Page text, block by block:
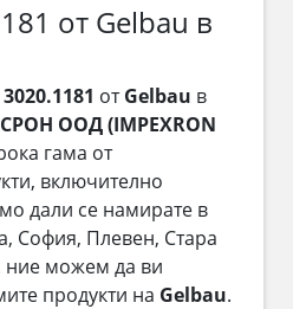
от Gelbau в
3020.1181 отGelbau в
ООД (IMPEXRON
гама от
включително
дали се намирате в
София, Плевен, Стара
ние можем да ви
продукти на Gelbau.